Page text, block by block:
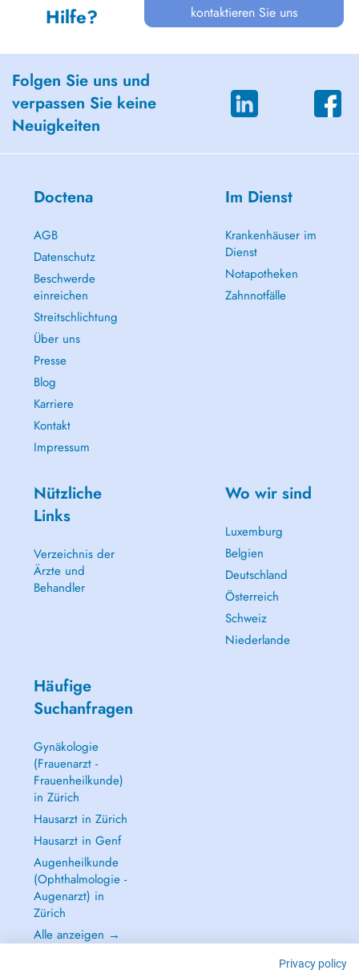
Hilfe?
kontaktieren Sie uns
Folgen Sie uns und
verpassen Sie keine
Neuigkeiten
Doctena
AGB
Datenschutz
Beschwerde
einreichen
Streitschlichtung
Über uns
Presse
Blog
Karriere
Kontakt
Impressum
Im Dienst
Krankenhäuser im
Dienst
Notapotheken
Zahnnotfälle
Nützliche
Links
Verzeichnis der
Ärzte und
Behandler
Wo wir sind
Luxemburg
Belgien
Deutschland
Österreich
Schweiz
Niederlande
Häufige
Suchanfragen
Gynäkologie
(Frauenarzt -
Frauenheilkunde)
in Zürich
Hausarzt in Zürich
Hausarzt in Genf
Augenheilkunde
(Ophthalmologie -
Augenarzt) in
Zürich
Alle anzeigen →
Privacy policy